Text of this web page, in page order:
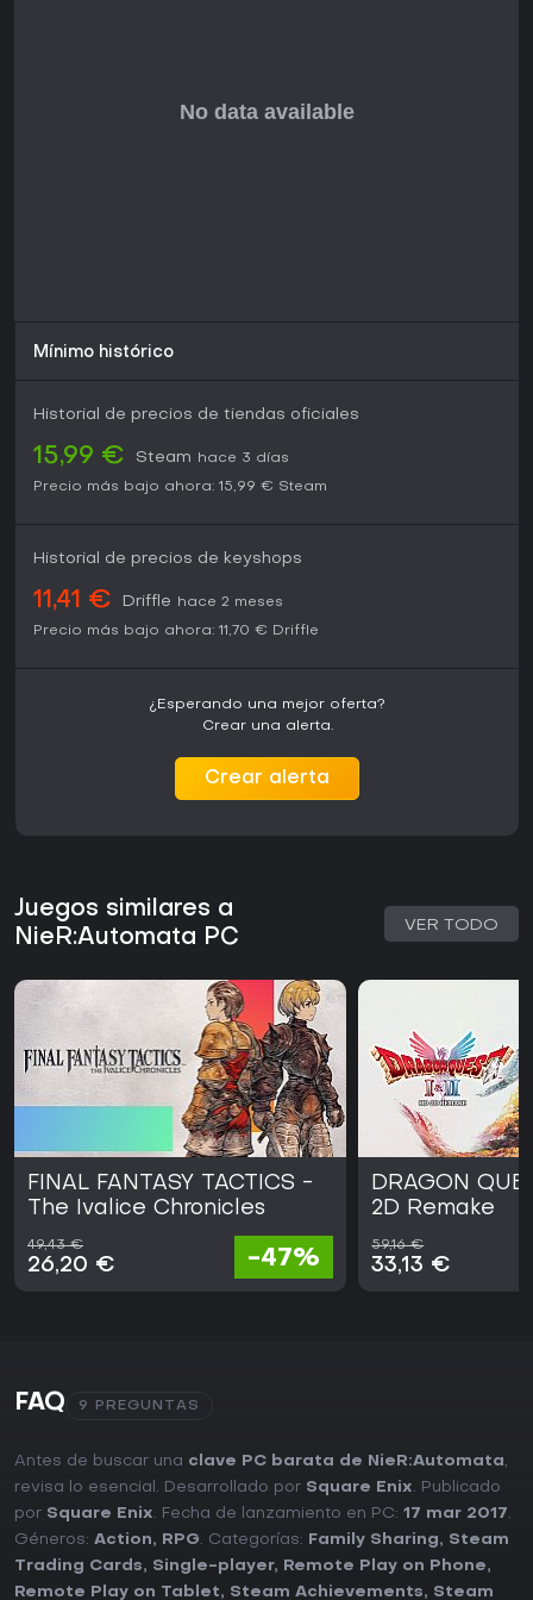
Mínimo histórico
Historial de precios de tiendas oficiales
15,99 € Steam
hace 3 días
Precio más bajo ahora: 15,99 € Steam
Historial de precios de keyshops
11,41 € Driffle
hace 2 meses
Precio más bajo ahora: 11,70 € Driffle
¿Esperando una mejor oferta?
Crear una alerta.
Crear alerta
Juegos similares a
NieR:Automata PC
VER TODO
FINAL FANTASY TACTICS -
The Ivalice Chronicles
49,43 €
26,20 € -47%
DRAGON
2D Remake
59,16 €
33,13 €
FAQ 9 PREGUNTAS
Antes de buscar una clave PC barata de NieR:Automata,
revisa lo esencial. Desarrollado por Square Enix. Publicado
por Square Enix. Fecha de lanzamiento en PC: 17 mar 2017.
Géneros: Action, RPG. Categorías: Family Sharing, Steam
Trading Cards, Single-player, Remote Play on Phone,
Remote Play on Tablet, Steam Achievements, Steam